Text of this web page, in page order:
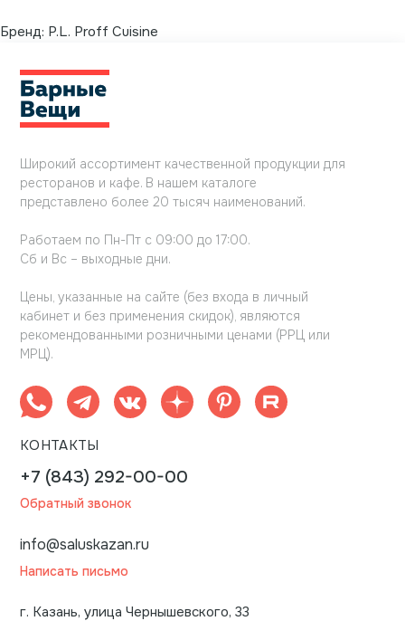
Бренд: P.L. Proff Cuisine
Широкий ассортимент качественной продукции для
ресторанов и кафе. В нашем каталоге
представлено более 20 тысяч наименований.
Работаем по Пн-Пт с 09:00 до 17:00.
Сб и Вс – выходные дни.
Цены, указанные на сайте (без входа в личный
кабинет и без применения скидок), являются
рекомендованными розничными ценами (РРЦ или
МРЦ).
КОНТАКТЫ
+7 (843) 292-00-00
Обратный звонок
info@saluskazan.ru
Написать письмо
г. Казань, улица Чернышевского, 33